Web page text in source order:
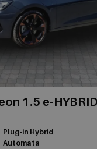
1.5 e-
Plug-in Hybrid
Automata